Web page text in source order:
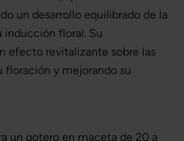
un desarrollo equilibrado de la
inducción floral. Su
efecto revitalizante sobre las
floración y mejorando su
un gotero en maceta de 20 a